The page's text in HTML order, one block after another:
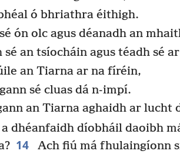
ó bhriathra éithigh.
ón olc agus déanadh an
sé an tsíocháin agus téadh sé
an Tiarna ar na fíréin,
sé cluas dá n-impí.
an Tiarna aghaidh ar lucht
a dhéanfaidh díobháil daoibh
14
Ach fiú má fhulaingíonn